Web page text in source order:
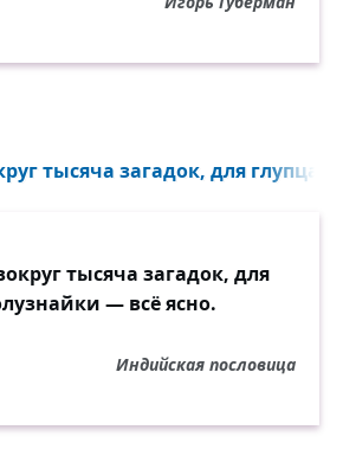
тысяча загадок, для глупца
тысяча загадок, для
— всё ясно.
Индийская пословица